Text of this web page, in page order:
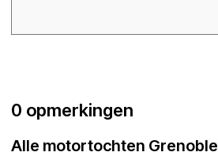
0 opmerkingen
Alle motortochten Grenoble